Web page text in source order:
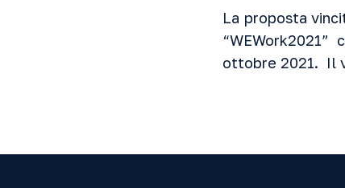
La proposta
ottobre 2021. Il